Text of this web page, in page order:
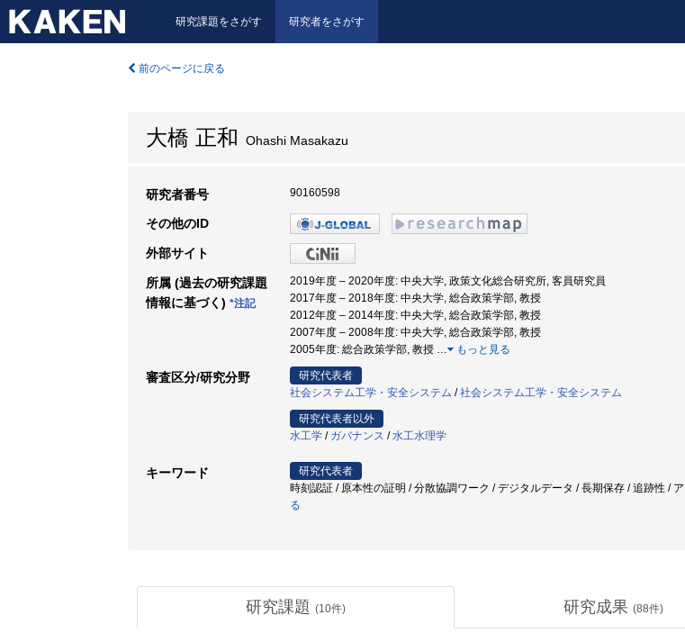
研究課題をさがす 研究者をさがす
前のページに戻る
大橋 正和 Ohashi Masakazu
研究者番号 90160598
その他のID
外部サイト
所属 (過去の研究課題
情報に基づく) *注記
2019年度 – 2020年度: 中央大学, 政策文化総合研究所, 客員研究員
2017年度 – 2018年度: 中央大学, 総合政策学部, 教授
2012年度 – 2014年度: 中央大学, 総合政策学部, 教授
2007年度 – 2008年度: 中央大学, 総合政策学部, 教授
2005年度: 総合政策学部, 教授 … もっと見る
審査区分/研究分野
研究代表者
社会システム工学・安全システム /社会システム工学・安全システム
研究代表者以外
水工学 / ガバナンス /水工水理学
キーワード
研究代表者
時刻認証 / 原本性の証明 / 分散協調ワーク / デジタルデータ / 長期保存 / 追跡性 /
る
研究課題 (10件) 研究成果 (88件)